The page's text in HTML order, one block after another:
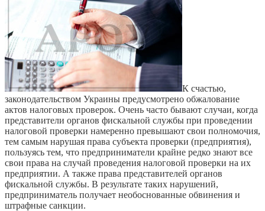
К счастью,
законодательством Украины предусмотрено обжалование
актов налоговых проверок. Очень часто бывают случаи, когда
представители органов фискальной службы при проведении
налоговой проверки намеренно превышают свои полномочия,
тем самым нарушая права субъекта проверки (предприятия),
пользуясь тем, что предприниматели крайне редко знают все
свои права на случай проведения налоговой проверки на их
предприятии. А также права представителей органов
фискальной службы. В результате таких нарушений,
предприниматель получает необоснованные обвинения и
штрафные санкции.